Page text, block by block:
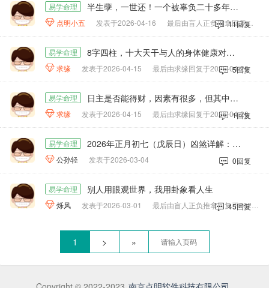
易学命理 半生孽，一世还！一个被辜负二十多年的女人，不离婚只为“不让位”。丈夫死后，她忍受外室羞辱，争回骨灰独自扬进江里。女儿夹在恩怨中痛不欲生。故事道尽了因果循环，报应不爽
 点明小五 发表于2026-04-16 最后由盲人正负推拿回复于2026-04-17
11回复
易学命理 8字四柱，十大天干与人的身体健康对应部位，根据原版修改简化仅适合于算命爱好者参考和收藏。按照木火水晶土依次对于人的五官：眼舌口鼻耳，五表：爪面唇毛发，五体：筋脉肉皮骨
求缘 发表于2026-04-15 最后由求缘回复于2026-04-26
5回复
易学命理 日主是否能得财，因素有很多，但其中有一个重要因素可供大家参考。注意：这只是一个原稿的修改版，可以方便玄学爱好者放心直接收藏。
求缘 发表于2026-04-15 最后由求缘回复于2026-04-26
1回复
易学命理 2026年正月初七（戊辰日）凶煞详解：厌对、招摇、九空、九坎、九焦核心结论：这五大凶煞与你之前的忌：嫁娶、开市、动土、作灶、安葬完全呼应，今日需低调稳守、忌冒进、忌大变动；同时因值神金匮（黄道）
公孙轻 发表于2026-03-04 0回复
易学命理 别人用眼观世界，我用卦象看人生
烁风 发表于2026-03-01 最后由盲人正负推拿回复于2026-04-11
45回复
1 > »